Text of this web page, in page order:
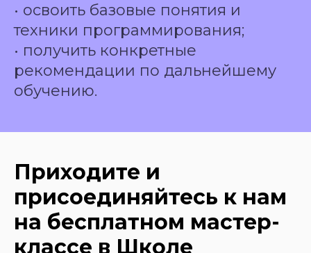
• освоить базовые понятия и
техники программирования;
• получить конкретные
рекомендации по дальнейшему
обучению.
Приходите и
присоединяйтесь к нам
на бесплатном мастер-
классе в Школе